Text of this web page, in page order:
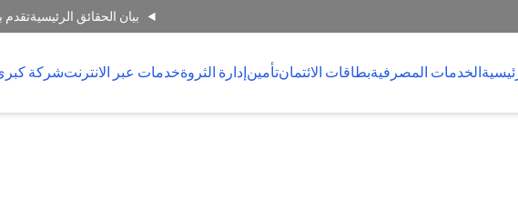
بيان الحقائق الرئيسيةتقدم
الخدمات المصرفيةبطاقات الائتمانتأمينإدارة الثروةخدمات عبر الانترنتشركة